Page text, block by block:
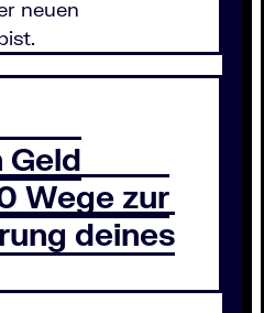
neuen
Geld
Wege zur
deines